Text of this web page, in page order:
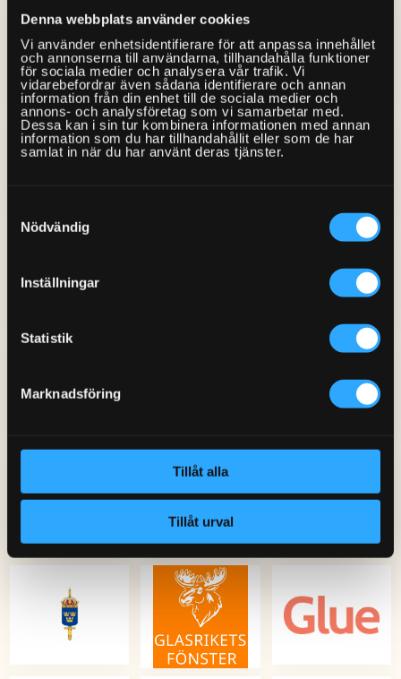
Denna webbplats använder cookies
Vi använder enhetsidentifierare för att anpassa innehållet
och annonserna till användarna, tillhandahålla funktioner
för sociala medier och analysera vår trafik. Vi
vidarebefordrar även sådana identifierare och annan
information från din enhet till de sociala medier och
annons- och analysföretag som vi samarbetar med.
Dessa kan i sin tur kombinera informationen med annan
information som du har tillhandahållit eller som de har
samlat in när du har använt deras tjänster.
Nödvändig
Inställningar
Statistik
Marknadsföring
Tillåt alla
Tillåt urval